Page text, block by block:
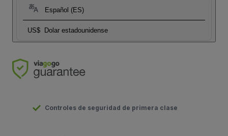
Español (ES)
US$ Dolar estadounidense
Controles de seguridad de primera clase